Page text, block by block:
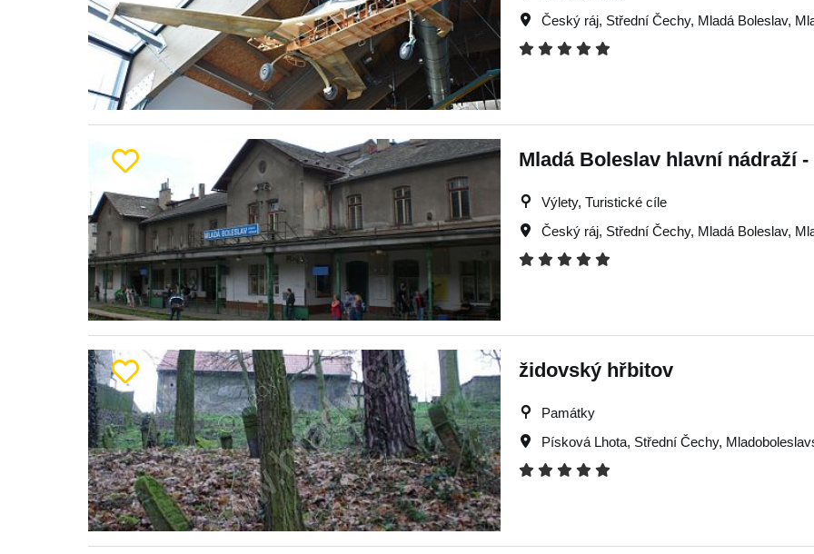
Český ráj, Střední Čechy, Mladá Boleslav,
Mladá Boleslav hlavní nádraží
Výlety, Turistické cíle
Český ráj, Střední Čechy, Mladá Boleslav,
židovský hřbitov
Památky
Písková Lhota, Střední Čechy,